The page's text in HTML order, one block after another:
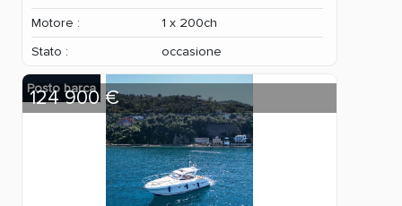
Motore :
1 x 200ch
Stato :
occasione
Posto barca
124 900 €